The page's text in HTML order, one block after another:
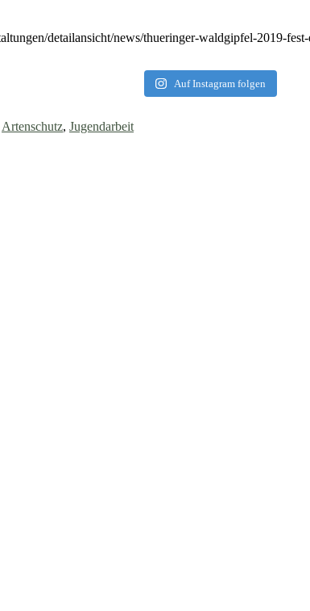
detailansicht/news/thueringer-waldgipfel-2019-
Auf Instagram folgen
Artenschutz, Jugendarbeit